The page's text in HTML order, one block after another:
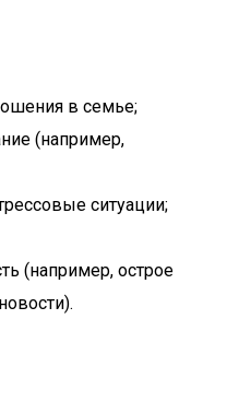
в семье;
(например,
ситуации;
(например, острое